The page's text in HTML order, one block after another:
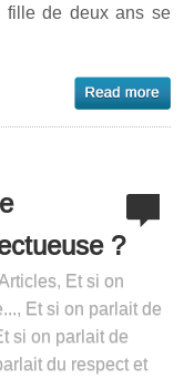
fille de deux ans se
?
, Et si on
, Et si on parlait de
si on parlait de
du respect et